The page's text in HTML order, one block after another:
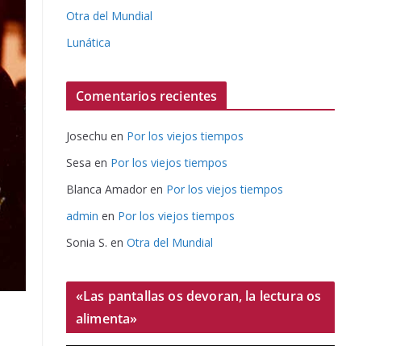
Otra del Mundial
Lunática
Comentarios recientes
Josechu en Por los viejos tiempos
Sesa en Por los viejos tiempos
Blanca Amador en Por los viejos tiempos
admin en Por los viejos tiempos
Sonia S. en Otra del Mundial
«Las pantallas os devoran, la lectura os
alimenta»